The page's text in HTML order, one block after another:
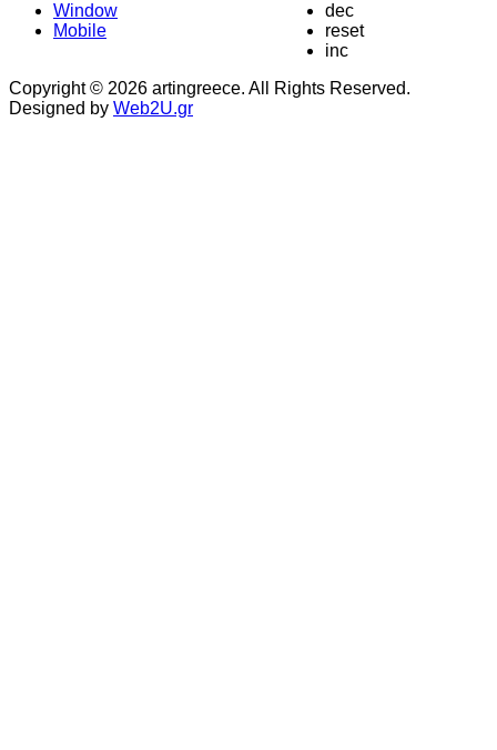
Window
Mobile
dec
reset
inc
Copyright © 2026 artingreece. All Rights Reserved.
Designed by Web2U.gr